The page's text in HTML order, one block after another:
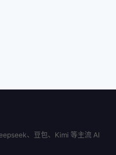
、豆包、Kimi 等主流 AI